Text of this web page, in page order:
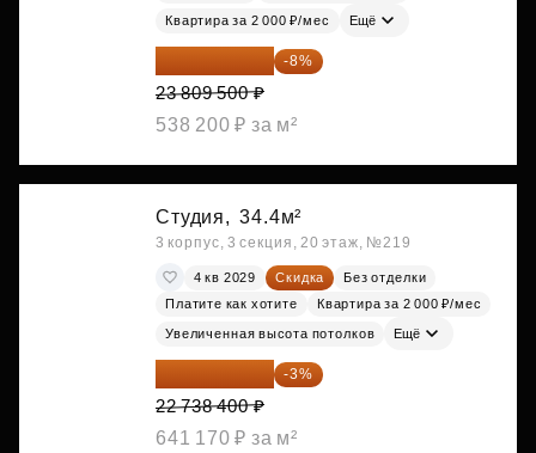
Квартира за 2 000 ₽/мес Ещё
21 904 740 ₽ -8%
23 809 500 ₽
538 200 ₽ за м²
Студия, 34.4м²
3 корпус, 3 секция, 20 этаж, №219
4 кв 2029 Скидка
Без отделки
Платите как хотите
Квартира за 2 000 ₽/мес
Увеличенная высота потолков Ещё
22 056 248 ₽ -3%
22 738 400 ₽
641 170 ₽ за м²